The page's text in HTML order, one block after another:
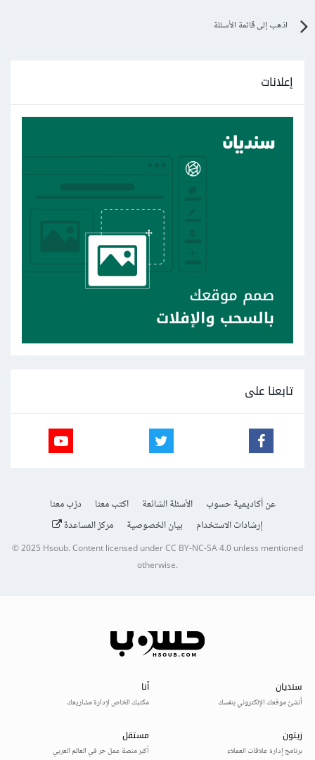
اذهب إلى قائمة الأسئلة
إعلانات
تابعنا على
عن أكاديمية حسوب الأسئلة الشائعة اكتب معنا
درّب معنا
إرشادات الاستخدام
بيان الخصوصية مركز المساعدة
© 2025Hsoub.Content licensed underCC BY-NC-SA 4.0unless mentioned
otherwise.